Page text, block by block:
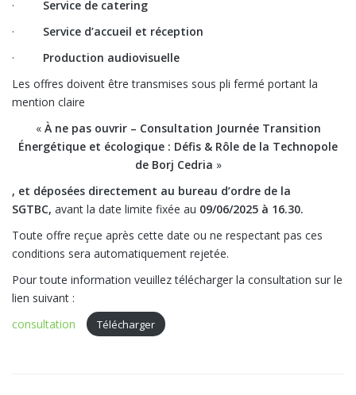
· Service de catering
· Service d’accueil et réception
· Production audiovisuelle
Les offres doivent être transmises sous pli fermé portant la
mention claire
« À ne pas ouvrir – Consultation Journée Transition
Énergétique et écologique : Défis & Rôle de la Technopole
de Borj Cedria »
, et déposées directement au bureau d’ordre de la
SGTBC, avant la date limite fixée au 09/06/2025 à 16.30.
Toute offre reçue après cette date ou ne respectant pas ces
conditions sera automatiquement rejetée.
Pour toute information veuillez télécharger la consultation sur le
lien suivant :
consultation
Télécharger